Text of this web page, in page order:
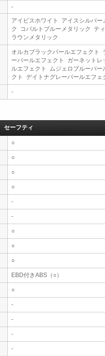
-
アイビスホワイト アイスシルバー
ク コバルトブルーメタリック テ
ラウンメタリック
オルカブラックパールエフェクト
ーパールエフェクト ガーネットレ
ルエフェクト ムジェロブルーパー
クト デイトナグレーパールエフェ
-
セーフティ
○
○
○
○
-
-
○
○
○
EBD付きABS（○）
○
-
-
-
-